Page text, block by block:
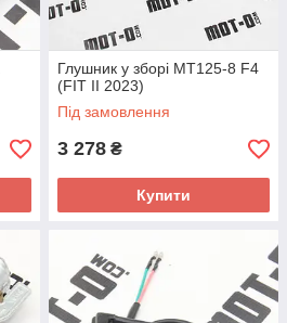
Глушник у зборі МТ125-8 F4
(FIT II 2023)
Під замовлення
3 278 ₴
Купити